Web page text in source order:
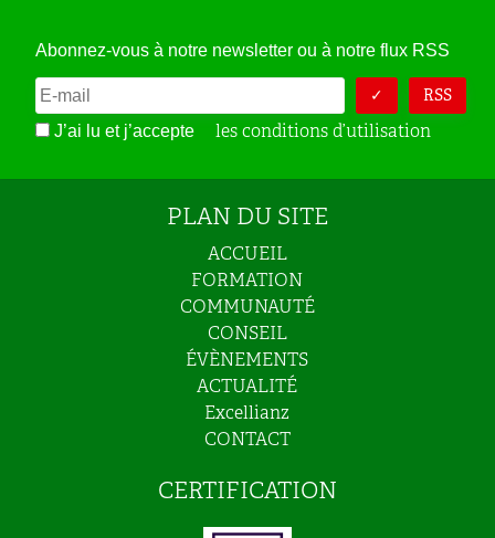
Abonnez-vous à notre newsletter ou à notre flux RSS
RSS
J’ai lu et j’accepte les conditions d’utilisation
PLAN DU SITE
ACCUEIL
FORMATION
COMMUNAUTÉ
CONSEIL
ÉVÈNEMENTS
ACTUALITÉ
Excellianz
CONTACT
CERTIFICATION